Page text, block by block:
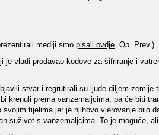
mediji smo pisali ovdje. Op. Prev.)
vladi prodavao kodove za šifriranje i
stvar i regrutirali su ljude diljem
krenuli prema vanzemaljcima, pa će biti
tijelima jer je njihovo vjerovanje bilo
suživot s vanzemaljcima. To je moguće,